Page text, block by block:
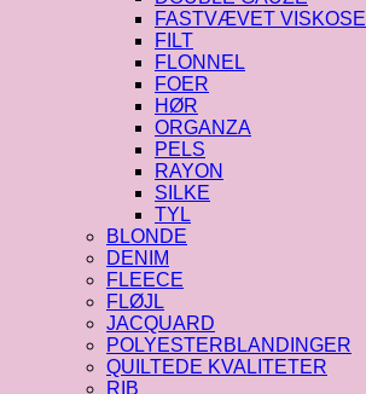
FASTVÆVET VISKOSE
FILT
FLONNEL
FOER
HØR
ORGANZA
PELS
RAYON
SILKE
TYL
BLONDE
DENIM
FLEECE
FLØJL
JACQUARD
POLYESTERBLANDINGER
QUILTEDE KVALITETER
RIB